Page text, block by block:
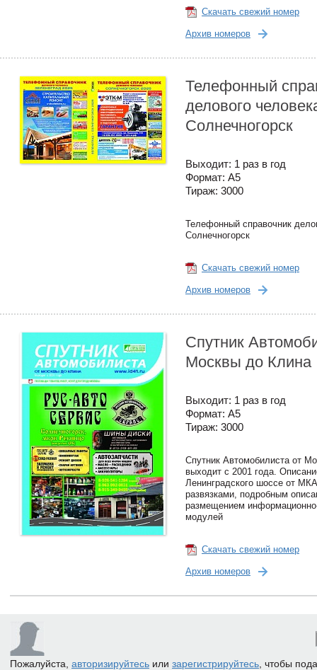
Скачать свежий номер
Архив номеров
Телефонный
делового
Солнечногорск
Выходит: 1 раз в год
Формат: А5
Тираж: 3000
Телефонный справочник
Солнечногорск
Скачать свежий номер
Архив номеров
Спутник
Москвы до Клина
Выходит: 1 раз в год
Формат: А5
Тираж: 3000
Спутник Автомобилиста от
выходит с 2001 года.
Ленинградского шоссе от
развязками, подробным
размещением
модулей
Скачать свежий номер
Архив номеров
Пожалуйста, авторизируйтесь или зарегистрируйтесь , чтобы